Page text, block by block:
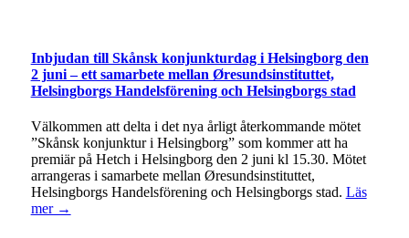
Inbjudan till Skånsk konjunkturdag i Helsingborg den
2 juni – ett samarbete mellan Øresundsinstituttet,
Helsingborgs Handelsförening och Helsingborgs stad
Välkommen att delta i det nya årligt återkommande mötet
”Skånsk konjunktur i Helsingborg” som kommer att ha
premiär på Hetch i Helsingborg den 2 juni kl 15.30. Mötet
arrangeras i samarbete mellan Øresundsinstituttet,
Helsingborgs Handelsförening och Helsingborgs stad. Läs
mer →